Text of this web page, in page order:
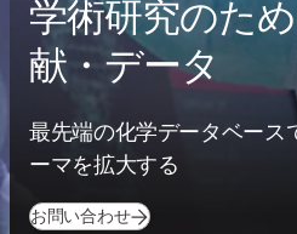
学術研究のた
献・データ
最先端の化学データベース
ーマを拡大する
お問い合わせ